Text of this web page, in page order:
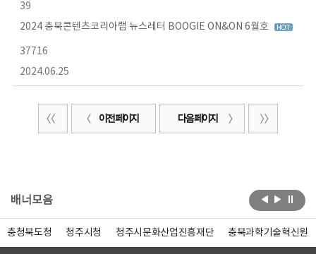
39
2024 충북콘텐츠코리아랩 뉴스레터 BOOGIE ON&ON 6월호
37716
2024.06.25
이전 페이지 다음 페이지
배너모음
충청북도청 청주시청 청주시문화산업진흥재단 충북과학기술혁신원